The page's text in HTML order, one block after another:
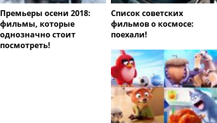
Премьеры осени 2018:
фильмы, которые
однозначно стоит
посмотреть!
Список советских
фильмов о космосе:
поехали!